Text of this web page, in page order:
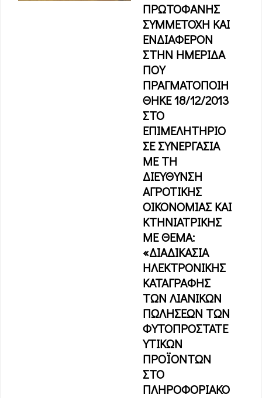
ΠΡΩΤΟΦΑΝΗΣ
ΣΥΜΜΕΤΟΧΗ ΚΑΙ
ΕΝΔΙΑΦΕΡΟΝ
ΣΤΗΝ ΗΜΕΡΙΔΑ
ΠΟΥ
ΠΡΑΓΜΑΤΟΠΟΙΗ
ΘΗΚΕ 18/12/2013
ΣΤΟ
ΕΠΙΜΕΛΗΤΗΡΙΟ
ΣΕ ΣΥΝΕΡΓΑΣΙΑ
ΜΕ ΤΗ
ΔΙΕΥΘΥΝΣΗ
ΑΓΡΟΤΙΚΗΣ
ΟΙΚΟΝΟΜΙΑΣ ΚΑΙ
ΚΤΗΝΙΑΤΡΙΚΗΣ
ΜΕ ΘΕΜΑ:
«ΔΙΑΔΙΚΑΣΙΑ
ΗΛΕΚΤΡΟΝΙΚΗΣ
ΚΑΤΑΓΡΑΦΗΣ
ΤΩΝ ΛΙΑΝΙΚΩΝ
ΠΩΛΗΣΕΩΝ ΤΩΝ
ΦΥΤΟΠΡΟΣΤΑΤΕ
ΥΤΙΚΩΝ
ΠΡΟΪΟΝΤΩΝ
ΣΤΟ
ΠΛΗΡΟΦΟΡΙΑΚΟ